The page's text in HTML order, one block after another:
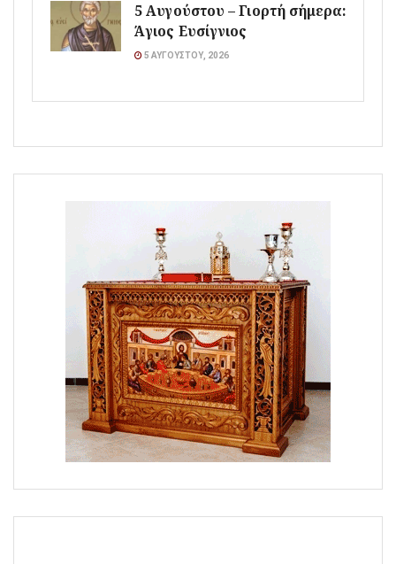
5 Αυγούστου – Γιορτή σήμερα:
Άγιος Ευσίγνιος
5 ΑΥΓΟΎΣΤΟΥ, 2026